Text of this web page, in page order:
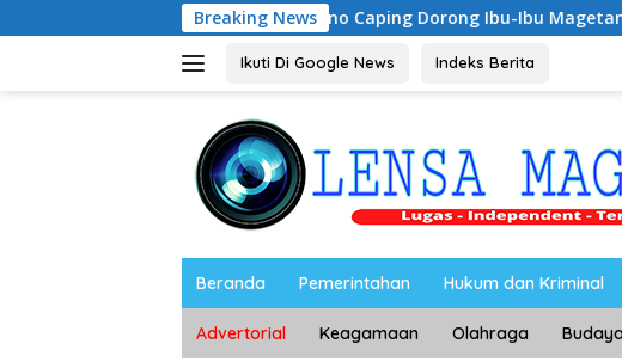
ke
Breaking News
Riyono Caping Dorong Ibu-Ibu Magetan Kembangkan
Ikuti Di Google News Indeks Berita
Beranda Pemerintahan Hukum dan Kriminal
Advertorial Keagamaan Olahraga Budaya